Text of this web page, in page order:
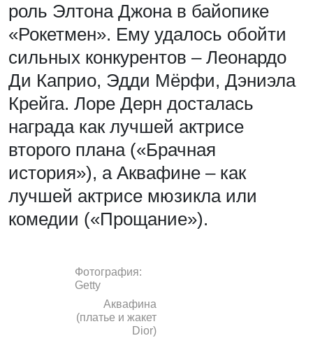
роль Элтона Джона в байопике
«Рокетмен». Ему удалось обойти
сильных конкурентов – Леонардо
Ди Каприо, Эдди Мёрфи, Дэниэла
Крейга. Лоре Дерн досталась
награда как лучшей актрисе
второго плана («Брачная
история»), а Аквафине – как
лучшей актрисе мюзикла или
комедии («Прощание»).
Фотография:
Getty
Аквафина
(платье и жакет
Dior)